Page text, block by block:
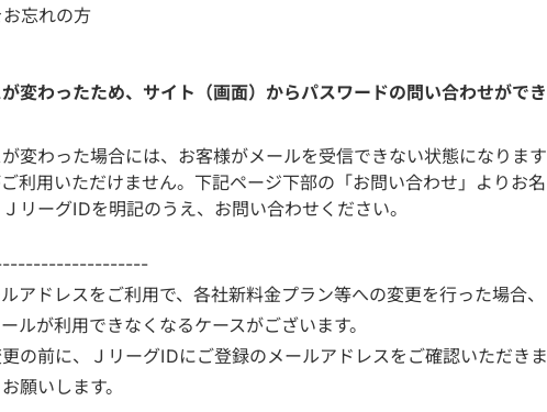
忘れの方
変わったため、サイト（画面）からパスワードの問い合わせができ
変わった場合には、お客様がメールを受信できない状態になります
利用いただけません。下記ページ下部の「お問い合わせ」よりお名
リーグIDを明記のうえ、お問い合わせください。
アドレスをご利用で、各社新料金プラン等への変更を行った場合、
ルが利用できなくなるケースがございます。
の前に、ＪリーグIDにご登録のメールアドレスをご確認いただきま
願いします。